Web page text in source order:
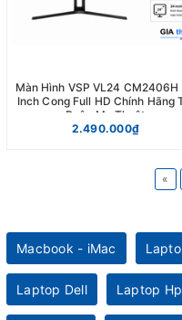
Màn Hình VSP VL24 CM2406H
Inch Cong Full HD Chính Hãng
Buôn Ma Thuột
2.490.000₫
«
Macbook - iMac
Laptop Dell Laptop Hp